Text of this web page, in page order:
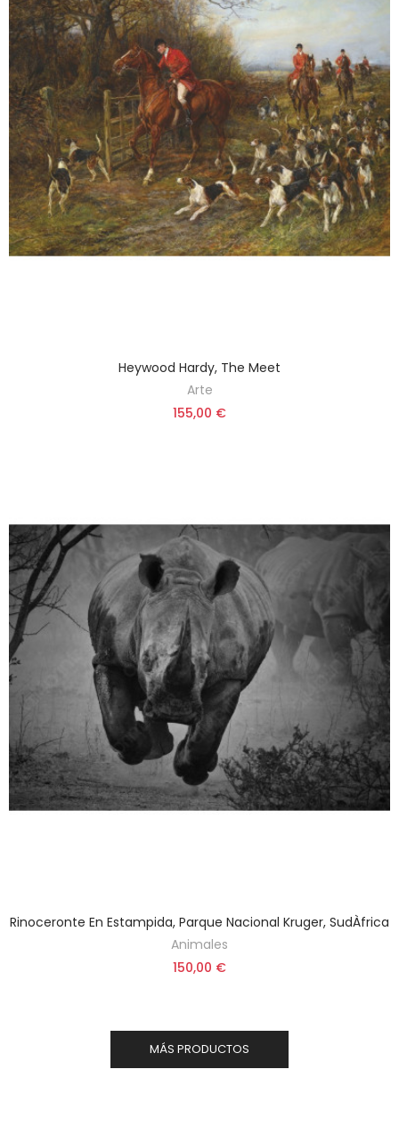
Heywood Hardy, The Meet
Arte
155,00 €
Rinoceronte En Estampida, Parque Nacional Kruger, SudÀfrica
Animales
150,00 €
MÁS PRODUCTOS